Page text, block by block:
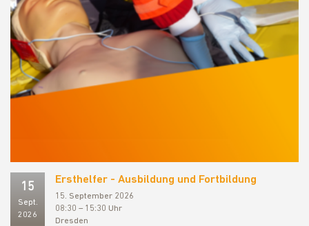
15
Sept.
2026
Ersthelfer - Ausbildung und Fortbildung
15. September 2026
08:30 – 15:30 Uhr
Dresden